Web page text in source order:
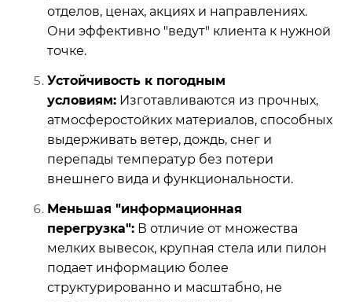
отделов, ценах, акциях и направлениях.
Они эффективно "ведут" клиента к нужной
точке.
Устойчивость к погодным
условиям: Изготавливаются из прочных,
атмосферостойких материалов, способных
выдерживать ветер, дождь, снег и
перепады температур без потери
внешнего вида и функциональности.
Меньшая "информационная
перегрузка": В отличие от множества
мелких вывесок, крупная стела или пилон
подает информацию более
структурированно и масштабно, не